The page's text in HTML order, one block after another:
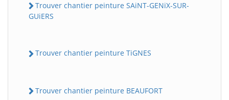
Trouver chantier peinture SAiNT-GENiX-SUR-
GUiERS
Trouver chantier peinture TiGNES
Trouver chantier peinture BEAUFORT